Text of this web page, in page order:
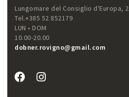
Lungomare del Consiglio d'Europa, 2
Tel.+385 52 852179
LUN • DOM
10.00-20.00
dobner.rovigno@gmail.com